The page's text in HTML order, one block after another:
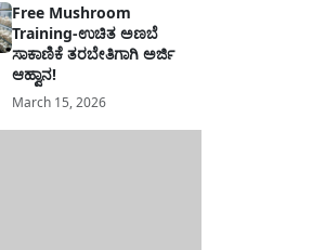
Free Mushroom
Training-ಉಚಿತ ಅಣಬೆ
ಸಾಕಾಣಿಕೆ ತರಬೇತಿಗಾಗಿ ಅರ್ಜಿ
ಆಹ್ವಾನ!
March 15, 2026